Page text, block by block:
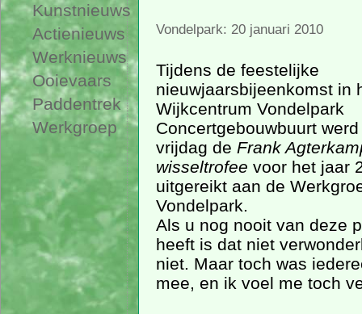
Kunstnieuws
Actienieuws
Werknieuws
Ooievaars
Paddentrek
Werkgroep
Vondelpark: 20 januari 2010
Tijdens de feestelijke
nieuwjaarsbijeenkomst in
Wijkcentrum Vondelpark
Concertgebouwbuurt
vrijdag de Frank
wisseltrofee voor het jaar
uitgereikt aan de
Vondelpark.
Als u nog nooit van deze
heeft is dat niet
niet. Maar toch was
mee, en ik voel me toch